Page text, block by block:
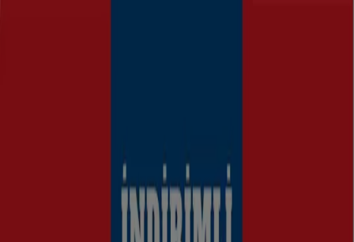
Süpermarketler Ev ve Mobilya
Teknoloji ve Beyaz EşyaKozmetik ve
Oyuncak ve Bebek Araba ve Motorsiklet